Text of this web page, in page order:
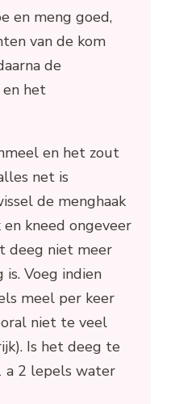
en meng goed,
van de kom
de
het
en het zout
net is
de menghaak
kneed ongeveer
deeg niet meer
Voeg indien
meel per keer
niet te veel
Is het deeg te
a 2 lepels water